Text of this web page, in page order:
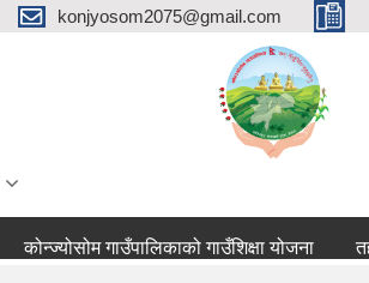
konjyosom2075@gmail.com
कोन्ज्योसोम गाउँपालिकाको गाउँशिक्षा योजना